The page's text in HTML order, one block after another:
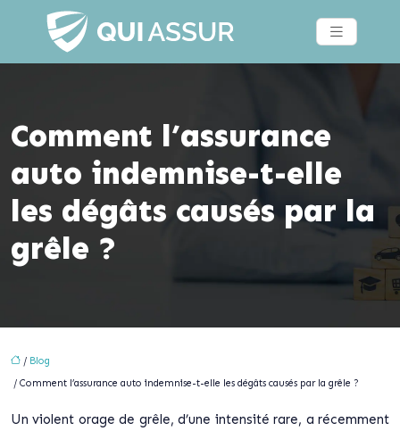
Comment l’assurance
auto indemnise-t-elle
les dégâts causés par la
grêle ?
/ Blog
/ Comment l’assurance auto indemnise-t-elle les dégâts causés par la grêle ?
Un violent orage de grêle, d’une intensité rare, a récemment